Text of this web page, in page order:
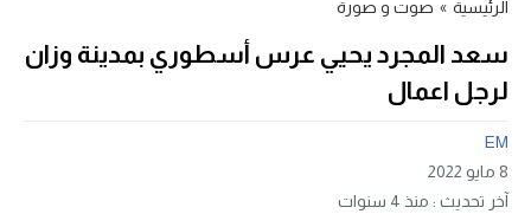
الرئيسية » صوت و صورة
سعد المجرد يحيي عرس أسطوري بمدينة وزان
لرجل اعمال
EM
8 مايو 2022
آخر تحديث : منذ 4 سنوات